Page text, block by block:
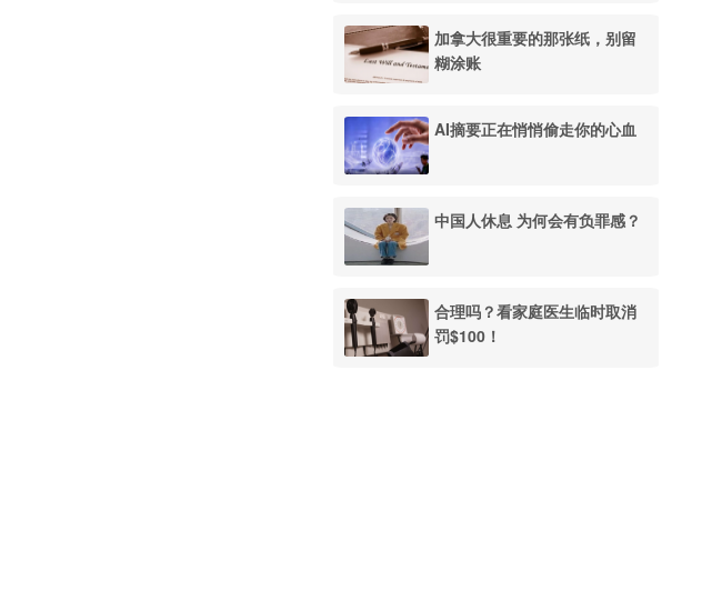
加拿大很重要的那张纸，别留
糊涂账
AI摘要正在悄悄偷走你的心血
中国人休息 为何会有负罪感？
合理吗？看家庭医生临时取消
罚$100！